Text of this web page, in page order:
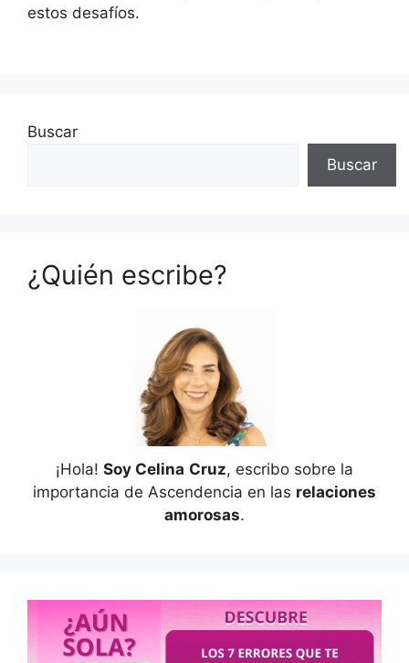
estos desafíos.
Buscar
Buscar
¿Quién escribe?
¡Hola! Soy Celina Cruz, escribo sobre la
importancia de Ascendencia en las relaciones
amorosas.